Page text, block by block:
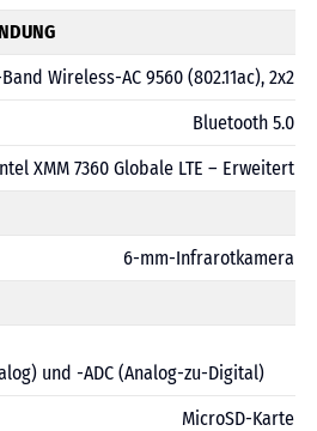
Wireless-AC 9560 (802.11ac), 2x2
Bluetooth 5.0
XMM 7360 Globale LTE – Erweitert
6-mm-Infrarotkamera
und -ADC (Analog-zu-Digital)
MicroSD-Karte